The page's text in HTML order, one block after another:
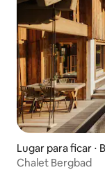
Lugar para ficar ⋅
Chalet Bergbad